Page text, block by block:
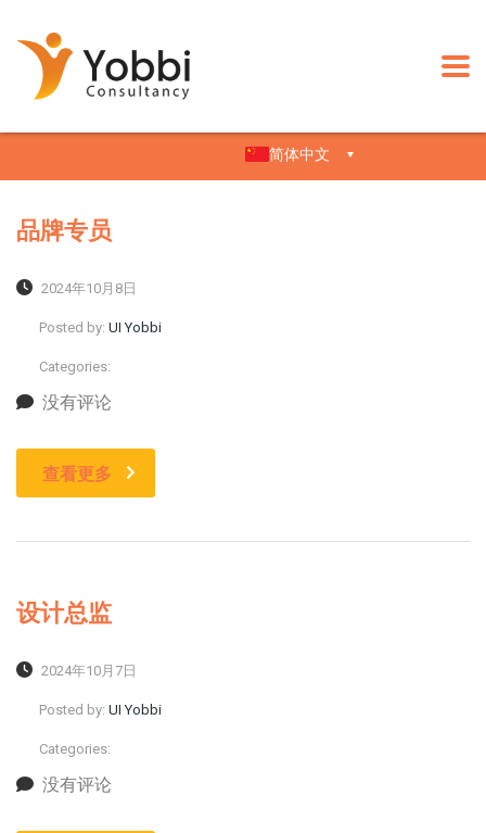
简体中文
品牌专员
2024年10月8日
Posted by: UI Yobbi
Categories:
没有评论
查看更多
设计总监
2024年10月7日
Posted by: UI Yobbi
Categories:
没有评论